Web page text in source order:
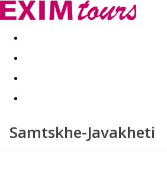
Akční nabídky Last minute
Samtskhe-Javakheti